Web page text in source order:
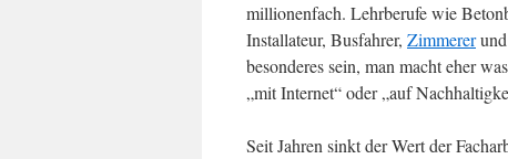
millionenfach. Lehrberufe wie
Installateur, Busfahrer, Zimmererund
besonderes sein, man macht eher
„mit Internet“ oder „auf
Seit Jahren sinkt der Wert der